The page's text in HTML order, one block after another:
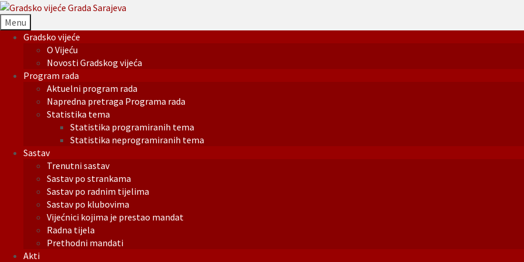
Menu
Gradsko vijeće
O Vijeću
Novosti Gradskog vijeća
Program rada
Aktuelni program rada
Napredna pretraga Programa rada
Statistika tema
Statistika programiranih tema
Statistika neprogramiranih tema
Sastav
Trenutni sastav
Sastav po strankama
Sastav po radnim tijelima
Sastav po klubovima
Vijećnici kojima je prestao mandat
Radna tijela
Prethodni mandati
Akti